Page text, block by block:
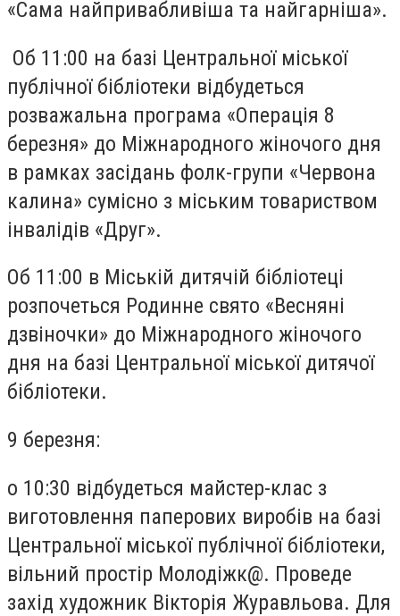
«Сама найпривабливіша та найгарніша».
Об 11:00 на базі Центральної міської
публічної бібліотеки відбудеться
розважальна програма «Операція 8
березня» до Міжнародного жіночого дня
в рамках засідань фолк-групи «Червона
калина» сумісно з міським товариством
інвалідів «Друг».
Об 11:00 в Міській дитячій бібліотеці
розпочеться Родинне свято «Весняні
дзвіночки» до Міжнародного жіночого
дня на базі Центральної міської дитячої
бібліотеки.
9 березня:
о 10:30 відбудеться майстер-клас з
виготовлення паперових виробів на базі
Центральної міської публічної бібліотеки,
вільний простір Молодіжк@. Проведе
захід художник Вікторія Журавльова. Для